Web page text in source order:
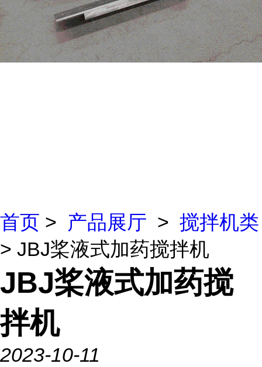
首页 > 产品展厅 > 搅拌机类
> JBJ桨液式加药搅拌机
JBJ桨液式加药搅
拌机
2023-10-11